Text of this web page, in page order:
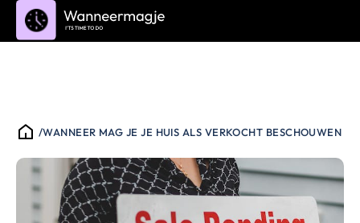
/WANNEER MAG JE JE HUIS ALS VERKOCHT BESCHOUWEN